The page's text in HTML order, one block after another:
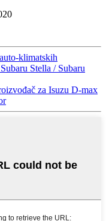
klimatskih
Stella / Subaru
za Isuzu D-max